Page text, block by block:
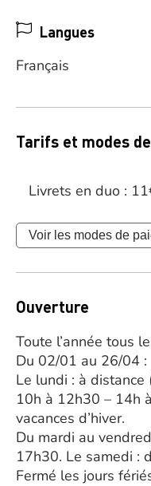
Langues
Français
Tarifs et modes
Livrets en duo :
Voir les modes de
Ouverture
Toute l’année tous
Du 02/01 au 26/04 :
Le lundi : à
10h à 12h30 – 14h
vacances d’hiver.
Du mardi au
17h30. Le samedi :
Fermé les jours